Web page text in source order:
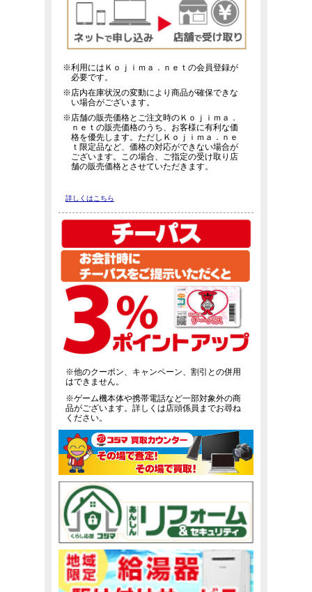
※利用にはＫｏｊｉｍａ．ｎｅｔの会員登録が
必要です。
※店内在庫状況の変動により商品が確保できな
い場合がございます。
※店舗の販売価格とご注文時のＫｏｊｉｍａ．
ｎｅｔの販売価格のうち、お客様に有利な価
格を優先します。ただしＫｏｊｉｍａ．ｎｅ
ｔ限定品など、価格の対応ができない場合が
ございます。この場合、ご指定の受け取り店
舗の販売価格とさせていただきます。
詳しくはこちら
※他のクーポン、キャンペーン、割引との併用
はできません。
※ゲーム機本体や携帯電話など一部対象外の商
品がございます。詳しくは店頭係員までお尋ね
ください。